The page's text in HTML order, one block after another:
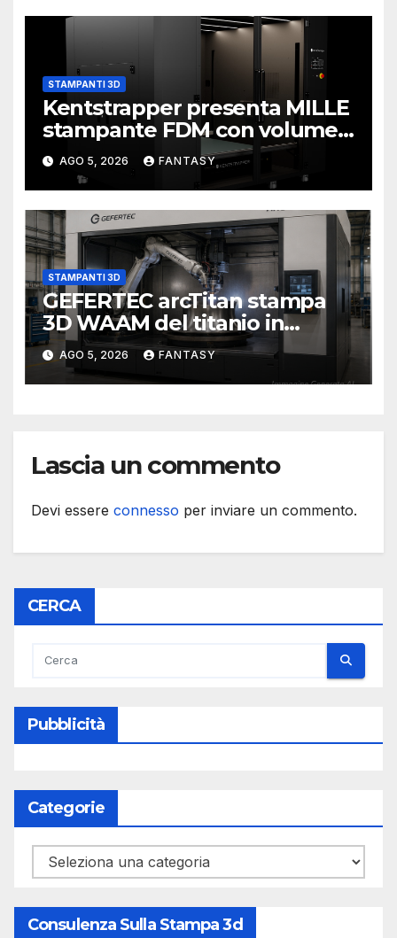
STAMPANTI 3D
Kentstrapper presenta MILLE
stampante FDM con volume
di stampa da un metro cubo
AGO 5, 2026 FANTASY
STAMPANTI 3D
GEFERTEC arcTitan stampa
3D WAAM del titanio in
camera inerte
AGO 5, 2026 FANTASY
Lascia un commento
Devi essere connesso per inviare un commento.
CERCA
Pubblicità
Categorie
Categorie
Consulenza Sulla Stampa 3d